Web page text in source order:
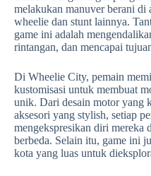
melakukan manuver berani di
wheelie dan stunt lainnya.
game ini adalah
rintangan, dan mencapai
Di Wheelie City, pemain
kustomisasi untuk membuat
unik. Dari desain motor yang
aksesori yang stylish, setiap
mengekspresikan diri mereka
berbeda. Selain itu, game ini
kota yang luas untuk